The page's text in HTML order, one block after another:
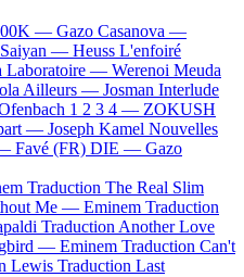
— Gazo Casanova —
Saiyan — Heuss L'enfoiré
Laboratoire — Werenoi Meuda
Ailleurs — Josman Interlude
1 2 3 4 — ZOKUSH
— Joseph Kamel Nouvelles
Favé (FR) DIE — Gazo
Traduction The Real Slim
Me — Eminem Traduction
Traduction Another Love
— Eminem Traduction Can't
Lewis Traduction Last